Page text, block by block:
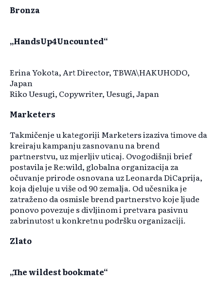
Bronza
„HandsUp4Uncounted“
Erina Yokota, Art Director, TBWA\HAKUHODO,
Japan
Riko Uesugi, Copywriter, Uesugi, Japan
Marketers
Takmičenje u kategoriji Marketers izaziva timove da
kreiraju kampanju zasnovanu na brend
partnerstvu, uz mjerljiv uticaj. Ovogodišnji brief
postavila je Re:wild, globalna organizacija za
očuvanje prirode osnovana uz Leonarda DiCaprija,
koja djeluje u više od 90 zemalja. Od učesnika je
zatraženo da osmisle brend partnerstvo koje ljude
ponovo povezuje s divljinom i pretvara pasivnu
zabrinutost u konkretnu podršku organizaciji.
Zlato
„The wildest bookmate“